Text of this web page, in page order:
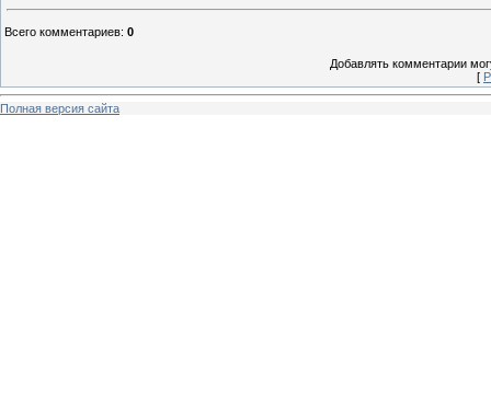
Всего комментариев: 0
Добавлять комментарии
[
Полная версия сайта